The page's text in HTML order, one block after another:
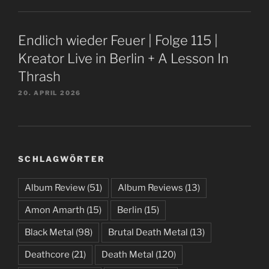
Endlich wieder Feuer | Folge 115 |
Kreator Live in Berlin + A Lesson In
Thrash
20. APRIL 2026
SCHLAGWÖRTER
Album Review (51) Album Reviews (13)
Amon Amarth (15) Berlin (15)
Black Metal (98) Brutal Death Metal (13)
Deathcore (21) Death Metal (120)